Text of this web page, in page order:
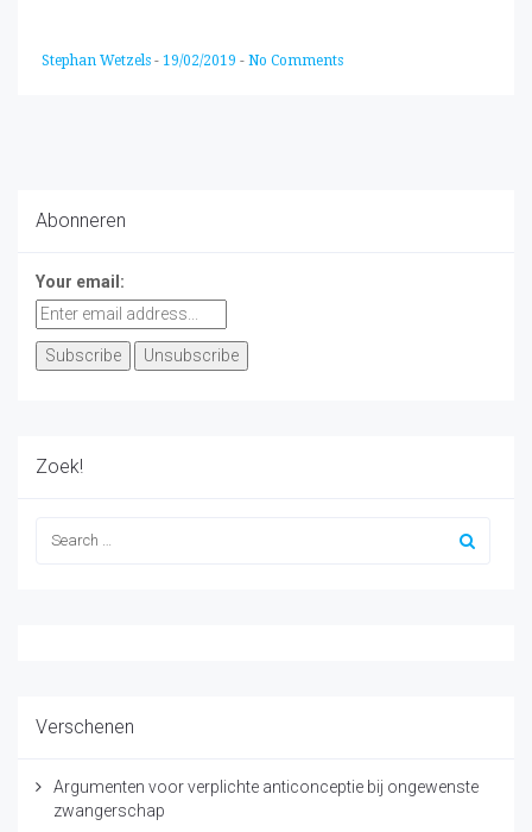
Stephan Wetzels - 19/02/2019 - No Comments
Abonneren
Your email:
Zoek!
Verschenen
Argumenten voor verplichte anticonceptie bij ongewenste
zwangerschap